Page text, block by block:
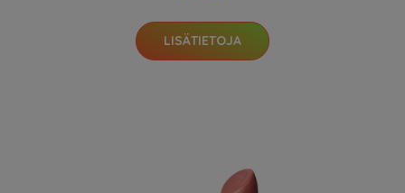
LISÄTIETOJA